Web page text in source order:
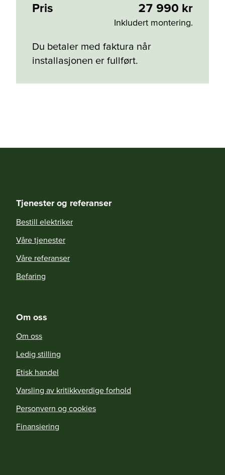
Pris 27 990 kr
Inkludert montering.
Du betaler med faktura når
installasjonen er fullført.
Tjenester og referanser
Bestill elektriker
Våre tjenester
Våre referanser
Befaring
Om oss
Om oss
Ledig stilling
Etisk handel
Varsling av kritikkverdige forhold
Personvern og cookies
Finansiering